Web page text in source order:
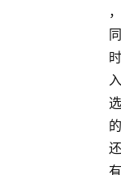
，
同
时
入
选
的
还
有